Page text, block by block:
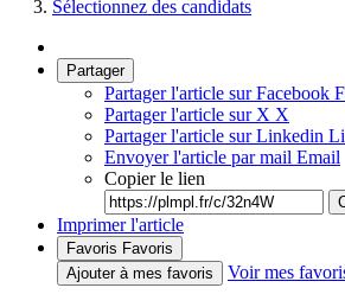
Sélectionnez des candidats
Partager
Partager l'article sur Facebook
Partager l'article sur X X
Partager l'article sur Linkedin
Envoyer l'article par mail Email
Copier le lien
Imprimer l'article
Favoris Favoris
Ajouter à mes favoris
Voir mes